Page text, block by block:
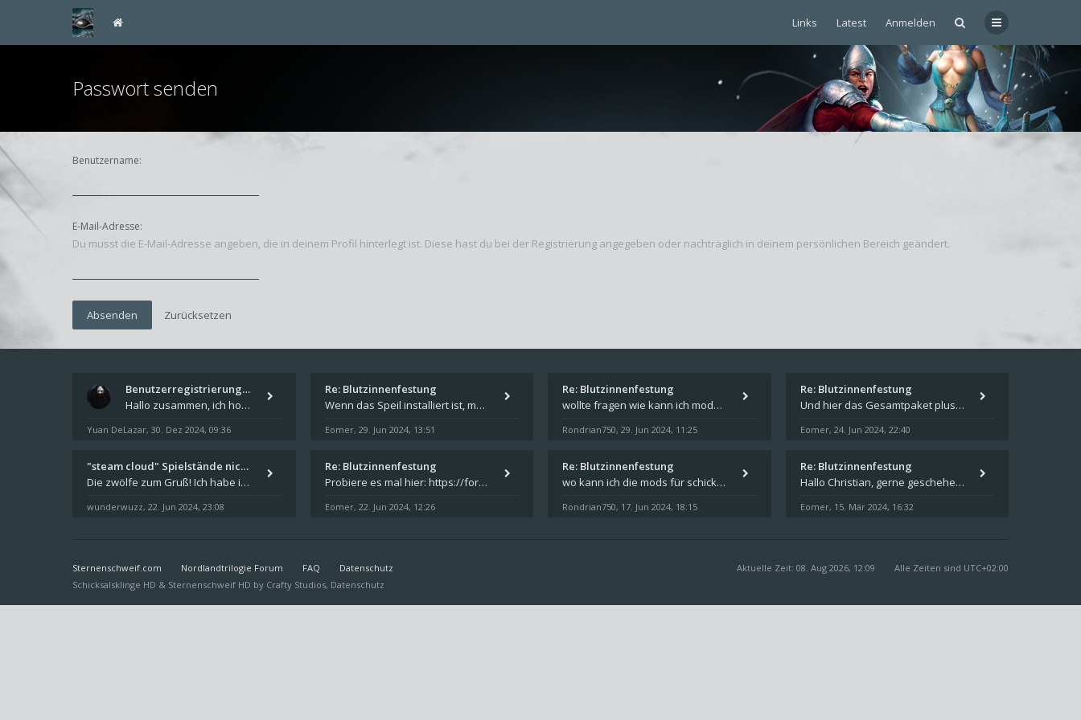
Links Latest Anmelden
Passwort senden
Benutzername:
E-Mail-Adresse:
Du musst die E-Mail-Adresse angeben, die in deinem Profil hinterlegt ist. Diese hast du bei der Registrierung angegeben oder nachträglich in deinem persönlichen Bereich geändert.
Benutzerregistrierung für das…
Hallo zusammen, ich hoffe Ihr hattet schöne Feiertage und kommt auch gut ins neue Jahr. Ich schreibe hier kurz zur Infor
Yuan DeLazar, 30. Dez 2024, 09:36
Re: Blutzinnenfestung
Wenn das Speil installiert ist, müsste unter "Dokumente" auf Deinem Rechner ein Verzeichnis "blade of destiny" sein. Dar
Eomer, 29. Jun 2024, 13:51
Re: Blutzinnenfestung
wollte fragen wie kann ich mods für das spiel schicksalsklinge in das spieleverzeichnis kopieren und in welches
Rondrian750, 29. Jun 2024, 11:25
Re: Blutzinnenfestung
Und hier das Gesamtpaket plus Übersicht als Excel-Tabelle: https://forum.schicksalsklinge.com/viewtopic.php?f=239&t=156
Eomer, 24. Jun 2024, 22:40
"steam cloud" Spielstände nic…
Die zwölfe zum Gruß! Ich habe in den letzten Tagen Steam auf meinem Desktop PC mit Windows 11 installiert und über Steam
wunderwuzz, 22. Jun 2024, 23:08
Re: Blutzinnenfestung
Probiere es mal hier: https://forum.schicksalsklinge.com/viewtopic.php?f=239&t=15661
Eomer, 22. Jun 2024, 12:26
Re: Blutzinnenfestung
wo kann ich die mods für schicksalsklinge dsa downloaden
Rondrian750, 17. Jun 2024, 18:15
Re: Blutzinnenfestung
Hallo Christian, gerne geschehen! Ich freue mich, dass ich Dir weiterhelfen konnte - und das Forum weiter "lebt". Denn
Eomer, 15. Mär 2024, 16:32
Sternenschweif.com Nordlandtrilogie Forum FAQ Datenschutz Alle Zeiten sind UTC+02:00
Aktuelle Zeit: 08. Aug 2026, 12:09
Schicksalsklinge HD & Sternenschweif HD by Crafty Studios, Datenschutz